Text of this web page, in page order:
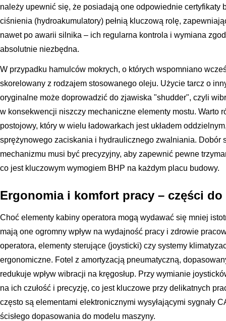
należy upewnić się, że posiadają one odpowiednie certyfikaty
ciśnienia (hydroakumulatory) pełnią kluczową rolę,
nawet po awarii silnika – ich regularna kontrola i wymiana
absolutnie niezbędna.
W przypadku hamulców mokrych, o których wspomniano
skorelowany z rodzajem stosowanego oleju. Użycie tarcz o
oryginalne może doprowadzić do zjawiska "shudder", czyli
w konsekwencji niszczy mechaniczne elementy mostu. Warto
postojowy, który w wielu ładowarkach jest układem
sprężynowego zaciskania i hydraulicznego zwalniania. Dobór
mechanizmu musi być precyzyjny, aby zapewnić pewne
co jest kluczowym wymogiem BHP na każdym placu budowy.
Ergonomia i komfort pracy – części
Choć elementy kabiny operatora mogą wydawać się mniej
mają one ogromny wpływ na wydajność pracy i zdrowie
operatora, elementy sterujące (joysticki) czy systemy
ergonomiczne. Fotel z amortyzacją pneumatyczną,
redukuje wpływ wibracji na kręgosłup. Przy wymianie
na ich czułość i precyzję, co jest kluczowe przy delikatnych
często są elementami elektronicznymi wysyłającymi sygnały
ścisłego dopasowania do modelu maszyny.